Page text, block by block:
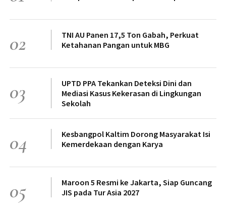
02
TNI AU Panen 17,5 Ton Gabah, Perkuat
Ketahanan Pangan untuk MBG
03
UPTD PPA Tekankan Deteksi Dini dan
Mediasi Kasus Kekerasan di Lingkungan
Sekolah
04
Kesbangpol Kaltim Dorong Masyarakat Isi
Kemerdekaan dengan Karya
05
Maroon 5 Resmi ke Jakarta, Siap Guncang
JIS pada Tur Asia 2027